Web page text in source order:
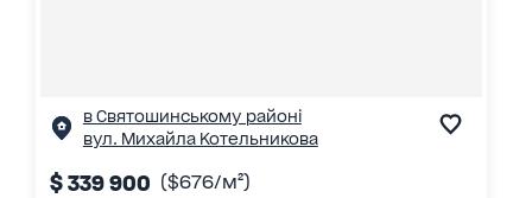
в Святошинському районі
вул. Михайла Котельникова
$ 339 900 ($676/м²)